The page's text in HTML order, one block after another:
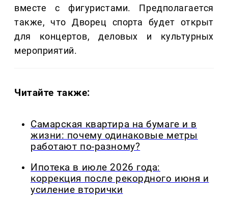
вместе с фигуристами. Предполагается
также, что Дворец спорта будет открыт
для концертов, деловых и культурных
мероприятий.
Читайте также:
Самарская квартира на бумаге и в
жизни: почему одинаковые метры
работают по-разному?
Ипотека в июле 2026 года:
коррекция после рекордного июня и
усиление вторички